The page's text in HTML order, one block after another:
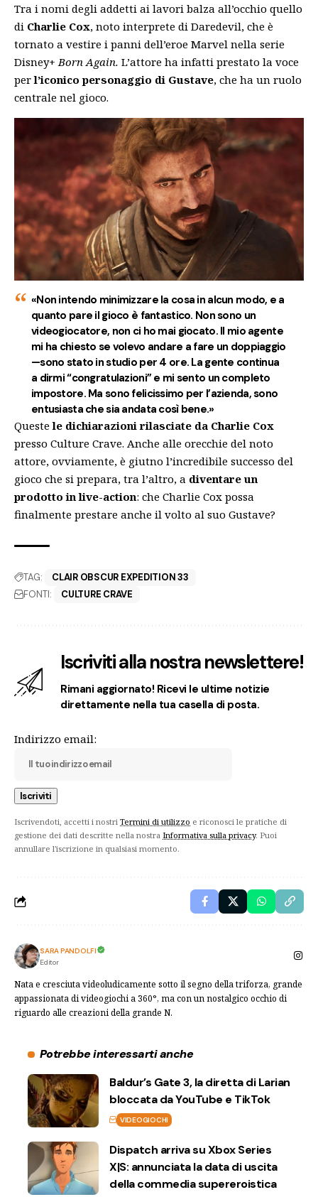
Tra i nomi degli addetti ai lavori balza all’occhio quello
di Charlie Cox, noto interprete di Daredevil, che è
tornato a vestire i panni dell’eroe Marvel nella serie
Disney+ Born Again. L’attore ha infatti prestato la voce
perl’iconico personaggio di Gustave, che ha un ruolo
centrale nel gioco.
«Non intendo minimizzare la cosa in alcun modo, e a
quanto pare il gioco è fantastico. Non sono un
videogiocatore, non ci ho mai giocato. Il mio agente
mi ha chiesto se volevo andare a fare un doppiaggio
—sono stato in studio per 4 ore. La gente continua
a dirmi “congratulazioni” e mi sento un completo
impostore. Ma sono felicissimo per l’azienda, sono
entusiasta che sia andata così bene.»
Questele dichiarazioni rilasciate da Charlie Cox
presso Culture Crave. Anche alle orecchie del noto
attore, ovviamente, è giutno l’incredibile successo del
gioco che si prepara, tra l’altro, a diventare un
prodotto in live-action: che Charlie Cox possa
finalmente prestare anche il volto al suo Gustave?
TAG:
CLAIR OBSCUR EXPEDITION 33
FONTI:
CULTURE CRAVE
Iscriviti alla nostra newslettere!
Rimani aggiornato! Ricevi le ultime notizie
direttamente nella tua casella di posta.
Indirizzo email:
Iscrivendoti, accetti i nostri Termini di utilizzo e riconosci le pratiche di
gestione dei dati descritte nella nostra Informativa sulla privacy. Puoi
annullare l'iscrizione in qualsiasi momento.
SARA PANDOLFI
Editor
Nata e cresciuta videoludicamente sotto il segno della triforza, grande
appassionata di videogiochi a 360°, ma con un nostalgico occhio di
riguardo alle creazioni della grande N.
Potrebbe interessarti anche
Baldur’s Gate 3, la diretta di Larian
bloccata da YouTube e TikTok
VIDEOGIOCHI
Dispatch arriva su Xbox Series
X|S: annunciata la data di uscita
della commedia supereroistica